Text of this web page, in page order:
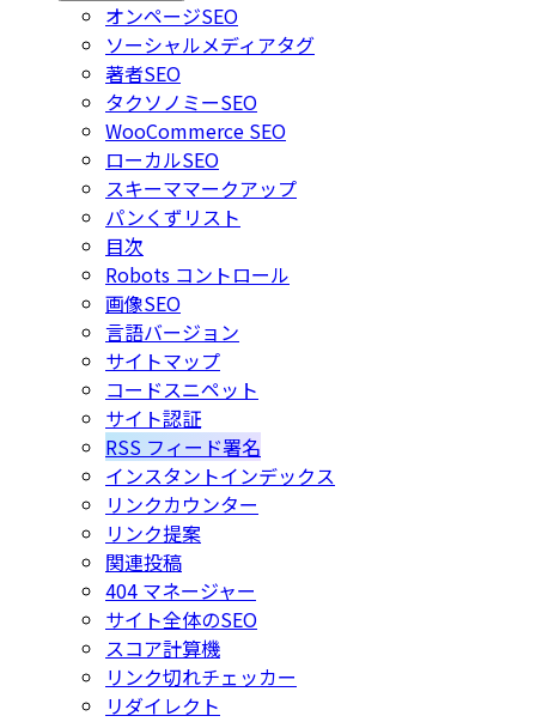
オンページSEO
ソーシャルメディアタグ
著者SEO
タクソノミーSEO
WooCommerce SEO
ローカルSEO
スキーママークアップ
パンくずリスト
目次
Robots コントロール
画像SEO
言語バージョン
サイトマップ
コードスニペット
サイト認証
RSS フィード署名
インスタントインデックス
リンクカウンター
リンク提案
関連投稿
404 マネージャー
サイト全体のSEO
スコア計算機
リンク切れチェッカー
リダイレクト